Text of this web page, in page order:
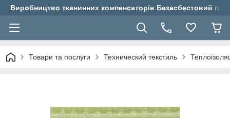
Виробництво тканинних компенсаторів Безасбестовий
Товари та послуги Технический текстиль